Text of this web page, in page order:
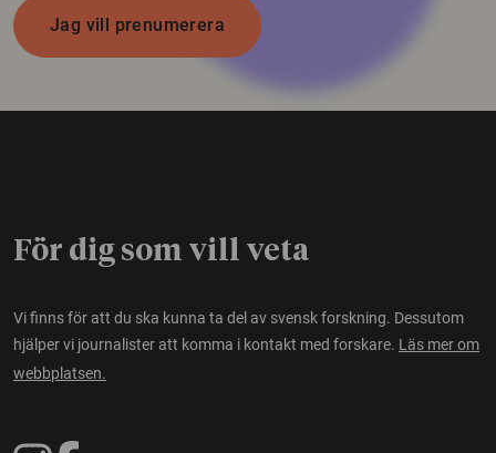
Jag vill prenumerera
För dig som vill veta
Vi finns för att du ska kunna ta del av svensk forskning. Dessutom
hjälper vi journalister att komma i kontakt med forskare. Läs mer om
webbplatsen.